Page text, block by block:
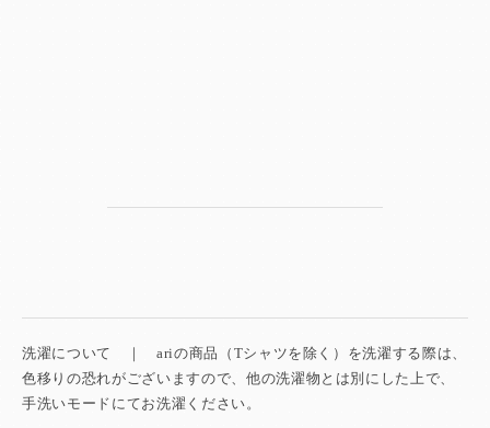
洗濯について ｜ ariの商品（Tシャツを除く）を洗濯する際は、
色移りの恐れがございますので、他の洗濯物とは別にした上で、
手洗いモードにてお洗濯ください。